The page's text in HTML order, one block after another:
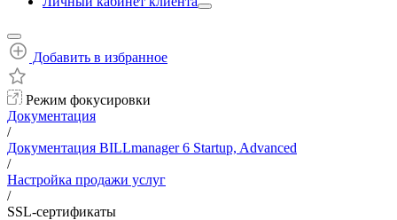
Добавить в избранное
Режим фокусировки
Документация
/
Документация BILLmanager 6 Startup, Advanced
/
Настройка продажи услуг
/
SSL-сертификаты